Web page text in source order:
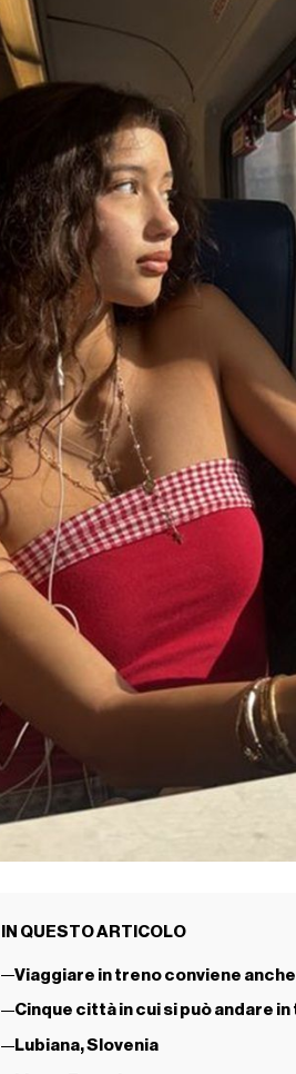
IN QUESTO ARTICOLO
Viaggiare in treno conviene
Cinque città in cui si può andare
Lubiana, Slovenia